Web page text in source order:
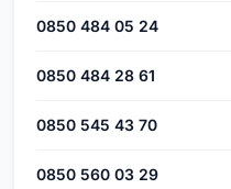
0850 484 05 24
0850 484 28 61
0850 545 43 70
0850 560 03 29